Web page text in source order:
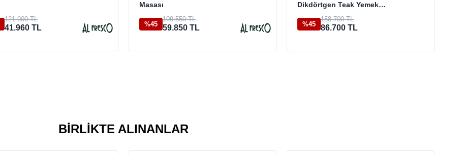
121.900 TL
41.960 TL
Masası
%45
109.550 TL
59.850 TL
Dikdörtgen Teak Yemek
%45
158.700 TL
86.700 TL
BIRLIKTE ALINANLAR